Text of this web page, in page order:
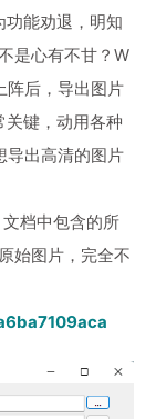
能劝退，明知
是心有不甘？W
阵后，导出图片
键，动用各种
出高清的图片
档中包含的所
始图片，完全不